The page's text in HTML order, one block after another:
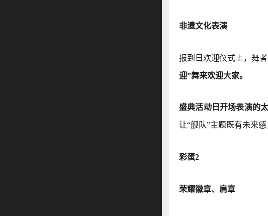
非遗文化表演
报到日欢迎仪式上，舞
迎”舞来欢迎大家。
盛典活动日开场表演的
让“舰队”主题既有未来感
彩蛋2
荣耀徽章、肩章